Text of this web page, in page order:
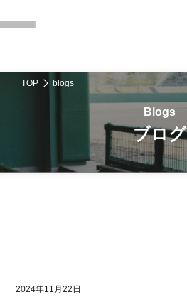
TOP blogs
ブログ
2024年11月22日